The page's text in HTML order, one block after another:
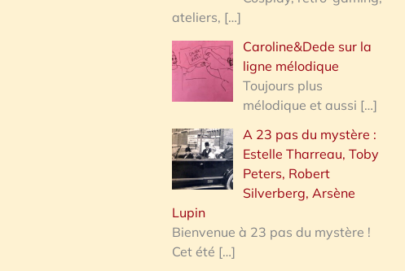
ateliers, […]
Caroline&Dede sur la
ligne mélodique
Toujours plus
mélodique et aussi […]
A 23 pas du mystère :
Estelle Tharreau, Toby
Peters, Robert
Silverberg, Arsène
Lupin
Bienvenue à 23 pas du mystère !
Cet été […]